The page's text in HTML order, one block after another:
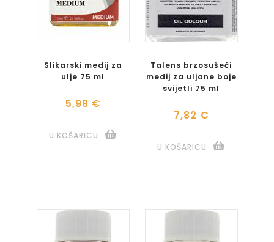
Slikarski medij za
ulje 75 ml
5,98 €
U KOŠARICU
Talens brzosušeći
medij za uljane boje
svijetli 75 ml
7,82 €
U KOŠARICU